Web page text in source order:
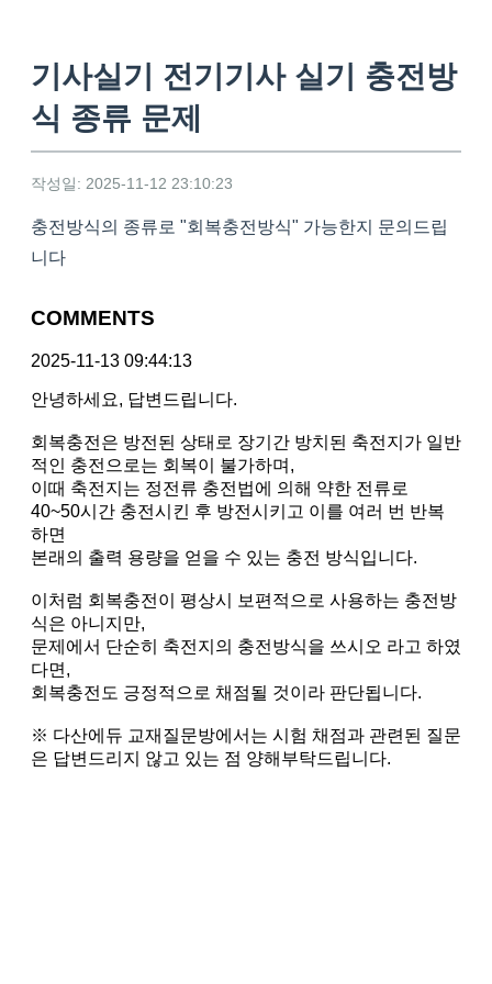
기사실기 전기기사 실기 충전방
식 종류 문제
작성일: 2025-11-12 23:10:23
충전방식의 종류로 "회복충전방식" 가능한지 문의드립
니다
COMMENTS
2025-11-13 09:44:13
안녕하세요, 답변드립니다.
회복충전은 방전된 상태로 장기간 방치된 축전지가 일반
적인 충전으로는 회복이 불가하며,
이때 축전지는 정전류 충전법에 의해 약한 전류로
40~50시간 충전시킨 후 방전시키고 이를 여러 번 반복
하면
본래의 출력 용량을 얻을 수 있는 충전 방식입니다.
이처럼 회복충전이 평상시 보편적으로 사용하는 충전방
식은 아니지만,
문제에서 단순히 축전지의 충전방식을 쓰시오 라고 하였
다면,
회복충전도 긍정적으로 채점될 것이라 판단됩니다.
※ 다산에듀 교재질문방에서는 시험 채점과 관련된 질문
은 답변드리지 않고 있는 점 양해부탁드립니다.